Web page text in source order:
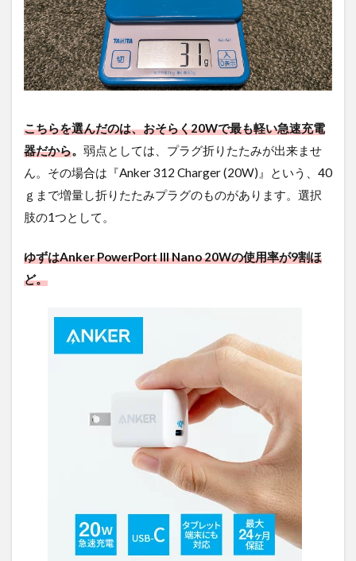
こちらを選んだのは、おそらく20Wで最も軽い急速充電
器だから。 弱点としては、プラグ折りたたみが出来ませ
ん。その場合は『Anker 312 Charger (20W)』という、40
ｇまで増量し折りたたみプラグのものがあります。選択
肢の1つとして。
ゆずはAnker PowerPort III Nano 20Wの使用率が9割ほ
ど。